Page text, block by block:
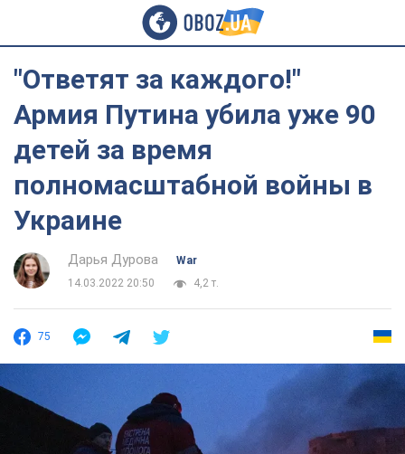
"Ответят за каждого!"
Армия Путина убила уже 90
детей за время
полномасштабной войны в
Украине
Дарья Дурова
War
14.03.2022 20:50
4,2 т.
75